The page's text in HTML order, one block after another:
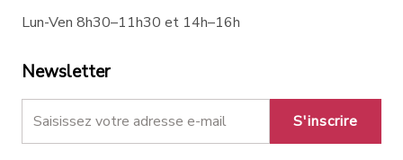
Lun-Ven 8h30–11h30 et 14h–16h
Newsletter
S'inscrire